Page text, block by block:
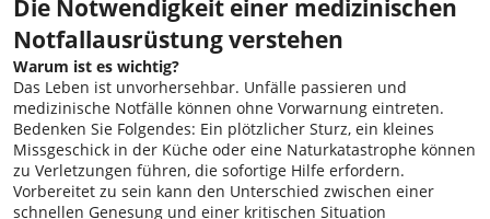
Die Notwendigkeit einer medizinischen
Notfallausrüstung verstehen
Warum ist es wichtig?
Das Leben ist unvorhersehbar. Unfälle passieren und
medizinische Notfälle können ohne Vorwarnung eintreten.
Bedenken Sie Folgendes: Ein plötzlicher Sturz, ein kleines
Missgeschick in der Küche oder eine Naturkatastrophe können
zu Verletzungen führen, die sofortige Hilfe erfordern.
Vorbereitet zu sein kann den Unterschied zwischen einer
schnellen Genesung und einer kritischen Situation